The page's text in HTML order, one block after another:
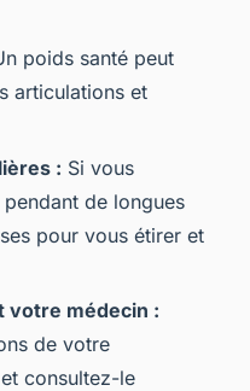
poids santé peut
articulations et
: Si vous
de longues
pour vous étirer et
votre médecin :
de votre
consultez-le